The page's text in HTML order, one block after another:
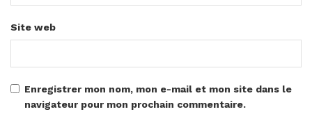
Site web
Enregistrer mon nom, mon e-mail et mon site dans le
navigateur pour mon prochain commentaire.